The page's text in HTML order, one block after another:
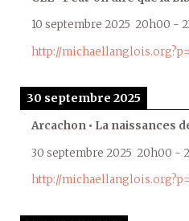
10 septembre 2025 20h00 -
http://
30 septembre 2025
Arcachon • La naissances
30 septembre 2025 20h00 -
http://